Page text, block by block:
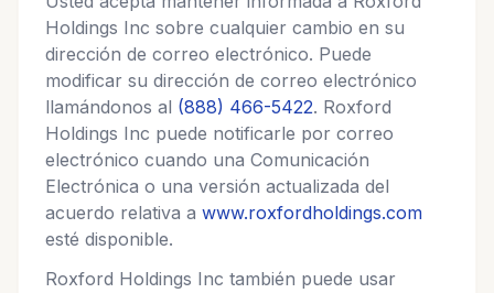
Holdings Inc sobre cualquier cambio en su
dirección de correo electrónico. Puede
modificar su dirección de correo electrónico
llamándonos al (888) 466-5422. Roxford
Holdings Inc puede notificarle por correo
electrónico cuando una Comunicación
Electrónica o una versión actualizada del
acuerdo relativa a www.roxfordholdings.com
esté disponible.
Roxford Holdings Inc también puede usar